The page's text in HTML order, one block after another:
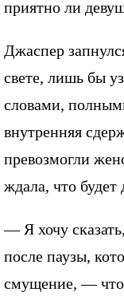
приятно ли
Джаспер
свете, лишь бы
словами,
внутренняя
превозмогли
ждала, что будет
— Я хочу
после паузы,
смущение, — что